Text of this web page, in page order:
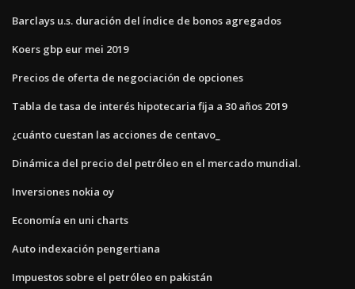
Barclays u.s. duración del índice de bonos agregados
Koers gbp eur mei 2019
Precios de oferta de negociación de opciones
Tabla de tasa de interés hipotecaria fija a 30 años 2019
¿cuánto cuestan las acciones de centavo_
Dinámica del precio del petróleo en el mercado mundial.
Inversiones nokia oy
Economía en uni charts
Auto indexación pengertiana
Impuestos sobre el petróleo en pakistán